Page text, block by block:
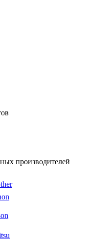
производителей